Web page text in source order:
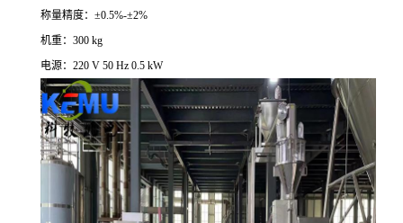
称量精度： ±0.5%-±2%
机重： 300 kg
电源： 220 V 50 Hz 0.5 kW